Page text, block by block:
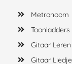
Metronoom
Toonladders
Gitaar
Gitaar